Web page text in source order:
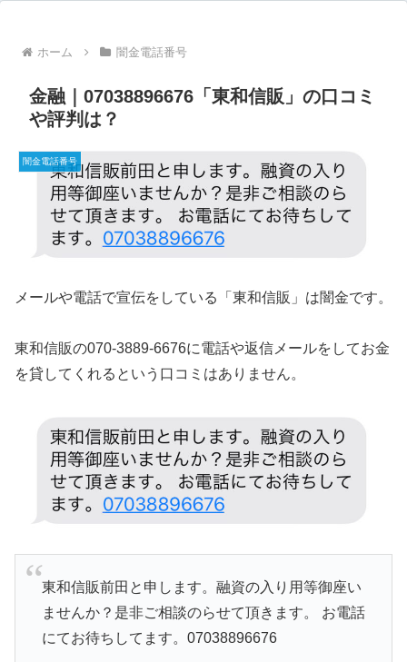
ホーム 闇金電話番号
金融｜07038896676「東和信販」の口コミ
や評判は？
闇金電話番号
メールや電話で宣伝をしている「東和信販」は闇金です。
東和信販の070-3889-6676に電話や返信メールをしてお金
を貸してくれるという口コミはありません。
東和信販前田と申します。融資の入り用等御座い
ませんか？是非ご相談のらせて頂きます。 お電話
にてお待ちしてます。07038896676